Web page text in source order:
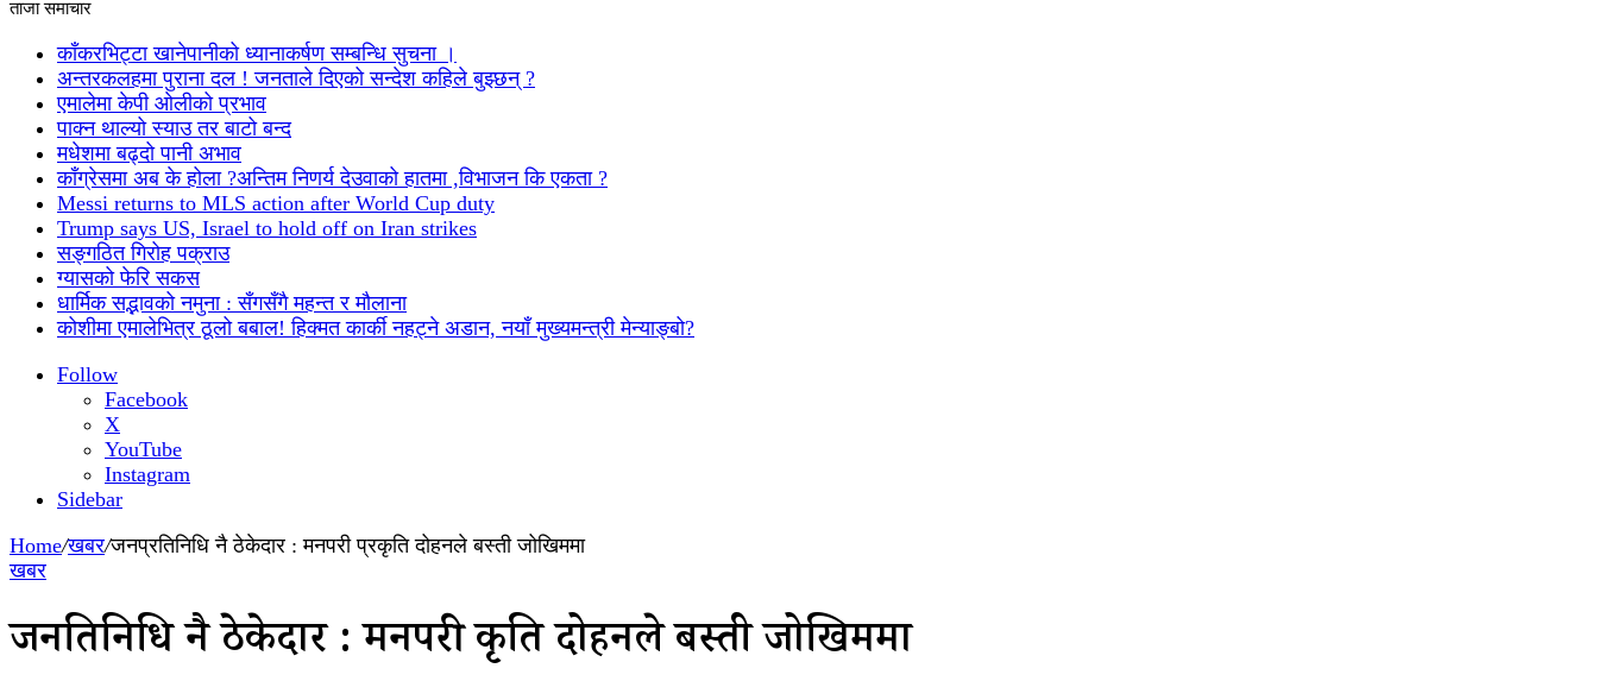
ताजा समाचार
काँकरभिट्टा खानेपानीको ध्यानाकर्षण सम्बन्धि सुचना ।
अन्तरकलहमा पुराना दल ! जनताले दिएको सन्देश कहिले बुझ्छन् ?
एमालेमा केपी ओलीको प्रभाव
पाक्न थाल्यो स्याउ तर बाटो बन्द
मधेशमा बढ्दो पानी अभाव
काँग्रेसमा अब के होला ?अन्तिम निणर्य देउवाको हातमा ,विभाजन कि एकता ?
Messi returns to MLS action after World Cup duty
Trump says US, Israel to hold off on Iran strikes
सङ्गठित गिरोह पक्राउ
ग्यासको फेरि सकस
धार्मिक सद्भावको नमुना : सँगसँगै महन्त र मौलाना
कोशीमा एमालेभित्र ठूलो बबाल! हिक्मत कार्की नहट्ने अडान, नयाँ मुख्यमन्त्री मेन्याङ्बो?
Follow
Facebook
X
YouTube
Instagram
Sidebar
Home/खबर/जनप्रतिनिधि नै ठेकेदार : मनपरी प्रकृति दोहनले बस्ती जोखिममा
खबर
जनप्रतिनिधि नै ठेकेदार : मनपरी प्रकृति दोहनले बस्ती जोखिममा